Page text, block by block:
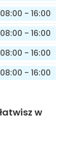
08:00 - 16:00
08:00 - 16:00
08:00 - 16:00
08:00 - 16:00
w